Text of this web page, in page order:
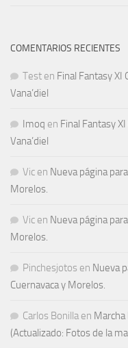
COMENTARIOS RECIENTES
Test en Final Fantasy XI
Vana’diel
Imoq en Final Fantasy
Vana’diel
Vic en Nueva página
Morelos.
Vic en Nueva página
Morelos.
Pinchesjotos en Nueva
Cuernavaca y Morelos.
Carlos Bonilla en Marcha
(Actualizado: Fotos de la